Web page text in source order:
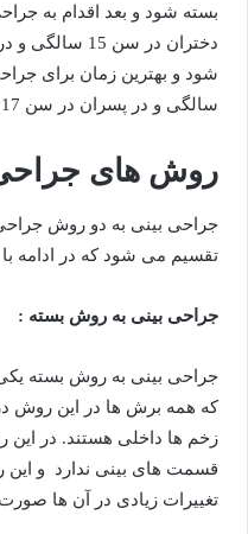
بسته شود و بعد اقدام به
سالگی و در پسران در سن 17 سالگی می باشد.
روش های
جراحی بینی به دو روش
تقسیم می شود که در ادامه
جراحی بینی به روش بسته :
جراحی بینی به روش بسته
که همه برش ها در این روش
زخم ها داخلی هستند. در
قسمت های بینی ندارد و
تغییرات زیادی در آن ها